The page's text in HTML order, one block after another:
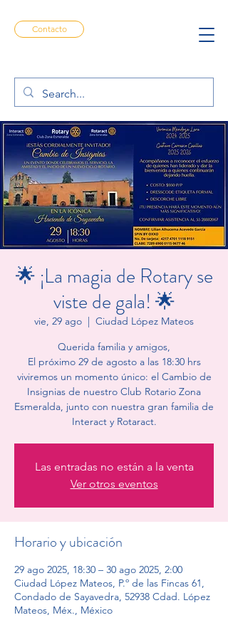
Contacto
🌟 ¡La magia de Rotary se
viste de gala! 🌟
vie, 29 ago
  |
Ciudad López Mateos
Querida familia y amigos,
El próximo 29 de agosto a las 18:30 hrs
viviremos un momento único: el Cambio de
Insignias de nuestro Club Rotario Zona
Esmeralda, junto con nuestra gran familia de
Interact y Rotaract.
Las entradas no están a la venta
Ver otros eventos
Horario y ubicación
29 ago 2025, 18:30 – 30 ago 2025, 2:00
Ciudad López Mateos, P.º de las Fincas 61,
Condado de Sayavedra, 52938 Cdad. López
Mateos, Méx., México